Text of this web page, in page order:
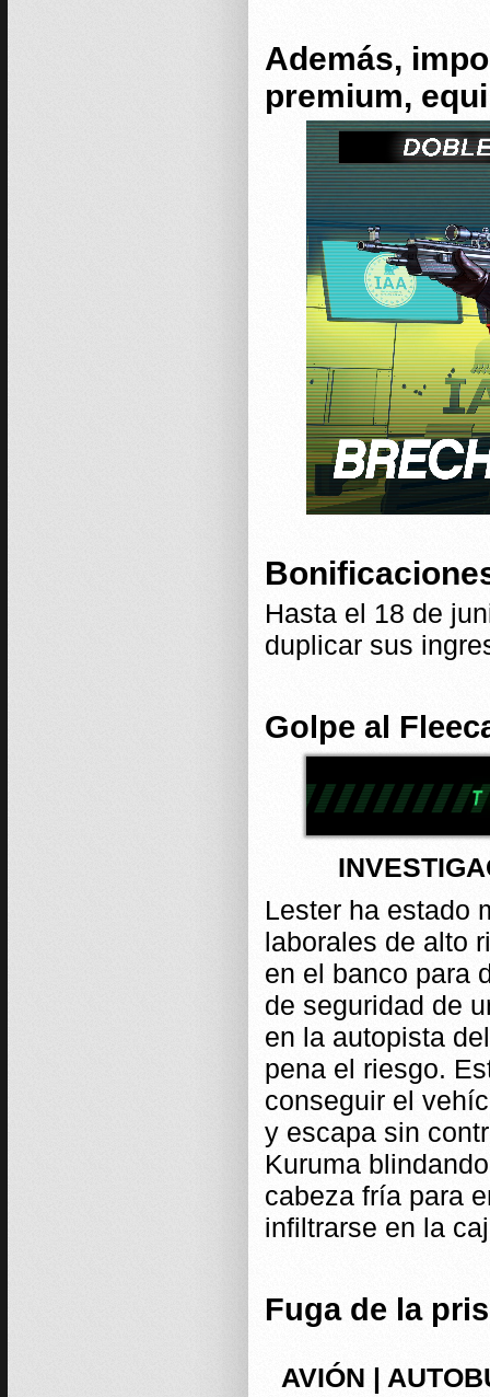
Además,
premium,
Hasta el 18 de
duplicar sus
Golpe al
Lester ha estado
laborales de alto
en el banco para
de seguridad de
en la autopista
pena el riesgo.
conseguir el
y escapa sin
Kuruma
cabeza fría para
infiltrarse en la
Fuga de la
AVIÓN |